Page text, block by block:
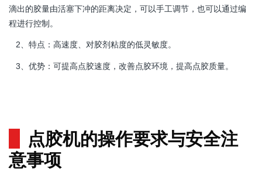
滴出的胶量由活塞下冲的距离决定，可以手工调节，也可以通过编
程进行控制。
2、 特点：高速度、对胶剂粘度的低灵敏度。
3、 优势：可提高点胶速度，改善点胶环境，提高点胶质量。
点胶机的操作要求与安全注
意事项